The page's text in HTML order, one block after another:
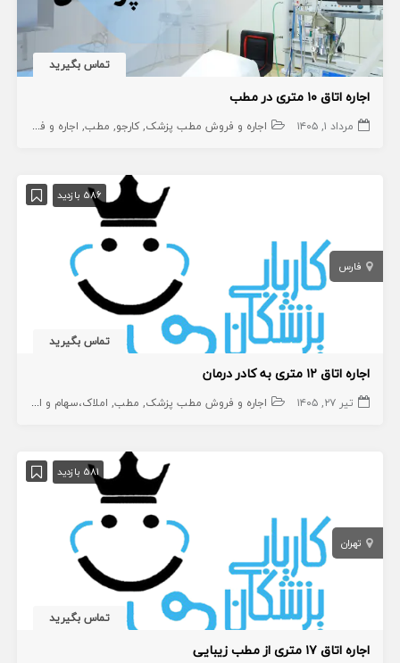
تماس بگیرید
اجاره اتاق ۱۰ متری در مطب
مرداد ۱, ۱۴۰۵ اجاره و فروش مطب پزشک کارجو مطب اجاره و فروش مطب دندانپزشک
586 بازدید
فارس
تماس بگیرید
اجاره اتاق ۱۲ متری به کادر درمان
تیر ۲۷, ۱۴۰۵ اجاره و فروش مطب پزشک مطب املاک،سهام و امتیاز
581 بازدید
تهران
تماس بگیرید
اجاره اتاق ۱۷ متری از مطب زیبایی